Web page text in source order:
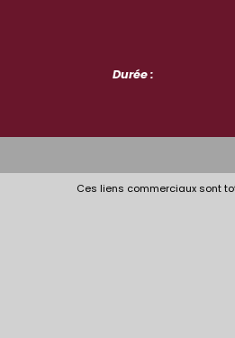
Durée :
Ces liens commerciaux sont